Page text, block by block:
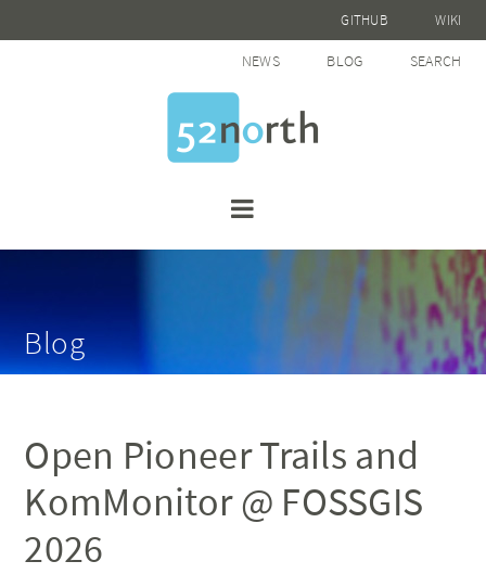
GITHUB WIKI
NEWS BLOG SEARCH
Blog
Open Pioneer Trails and
KomMonitor @ FOSSGIS
2026